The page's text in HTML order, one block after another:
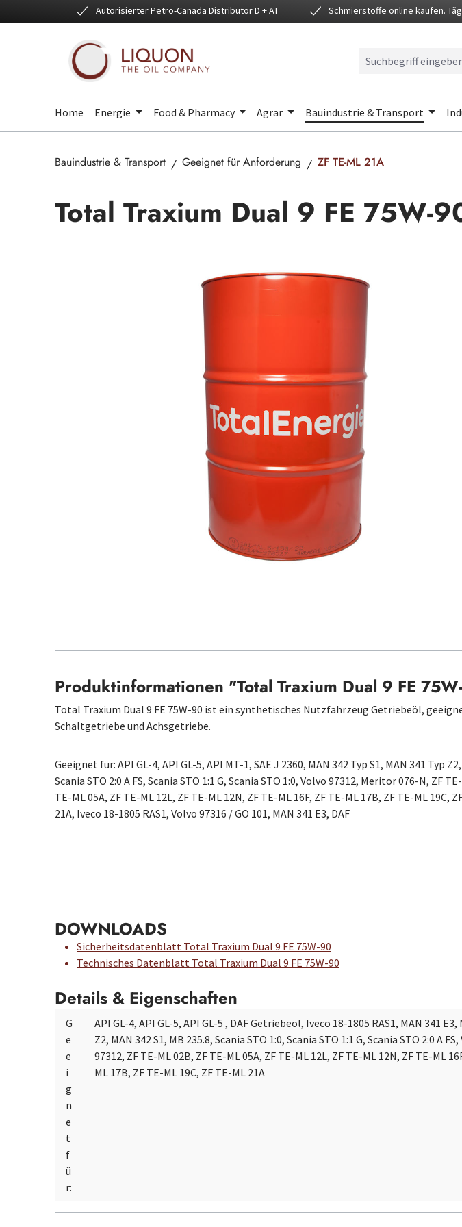
Hauptinhalt springen
Zur Suche springen
Zur Hauptnavigation springenAutorisierter Petro-Canada Distributor D + AT Schmierstoffe online kaufen.
Home Energie Food & Pharmacy Agrar Bauindustrie & Transport
Bauindustrie & Transport Geeignet für Anforderung ZF TE-ML 21A
Total Traxium Dual 9 FE 75W-
Produktinformationen "Total Traxium Dual 9 FE
Total Traxium Dual 9 FE 75W-90 ist ein synthetisches Nutzfahrzeug Getriebeöl,
Schaltgetriebe und Achsgetriebe.
Geeignet für: API GL-4, API GL-5, API MT-1, SAE J 2360, MAN 342 Typ S1, MAN 341 Typ
Scania STO 2:0 A FS, Scania STO 1:1 G, Scania STO 1:0, Volvo 97312, Meritor 076-N, ZF
TE-ML 05A, ZF TE-ML 12L, ZF TE-ML 12N, ZF TE-ML 16F, ZF TE-ML 17B, ZF TE-ML 19C,
21A, Iveco 18-1805 RAS1, Volvo 97316 / GO 101, MAN 341 E3, DAF
DOWNLOADS
Sicherheitsdatenblatt Total Traxium Dual 9 FE 75W-90
Technisches Datenblatt Total Traxium Dual 9 FE 75W-90
Details & Eigenschaften
G
e
e
i
g
n
e
t
f
ü
r:
API GL-4, API GL-5, API GL-5 , DAF Getriebeöl, Iveco 18-1805 RAS1, MAN 341 E3,
Z2, MAN 342 S1, MB 235.8, Scania STO 1:0, Scania STO 1:1 G, Scania STO 2:0 A
97312, ZF TE-ML 02B, ZF TE-ML 05A, ZF TE-ML 12L, ZF TE-ML 12N, ZF TE-ML
ML 17B, ZF TE-ML 19C, ZF TE-ML 21A